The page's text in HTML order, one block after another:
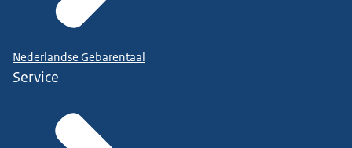
Nederlandse Gebarentaal
Service